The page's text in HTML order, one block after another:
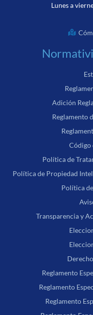
Lunes a
Adición
Reglamento
Código
Política de
Política de Propiedad
Política
Transparencia y
Reglamento
Reglamento
Reglamento